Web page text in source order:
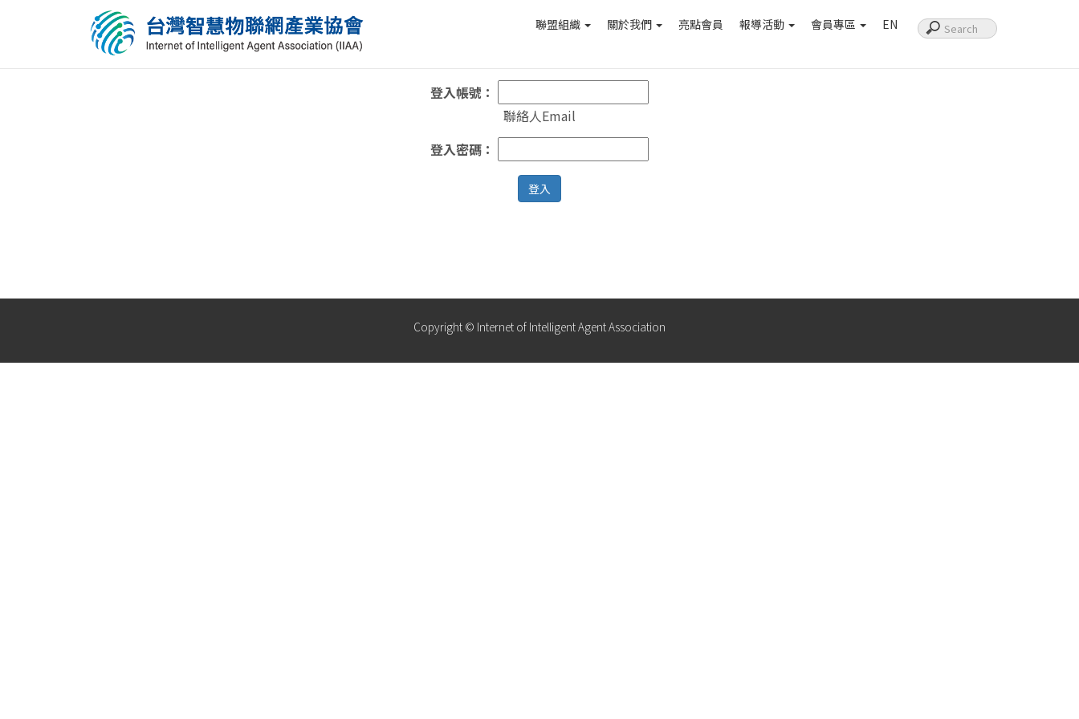
聯盟組織 關於我們 亮點會員 報導活動 會員專區 EN
登入帳號：
聯絡人Email
登入密碼：
登入
Copyright © Internet of Intelligent Agent Association